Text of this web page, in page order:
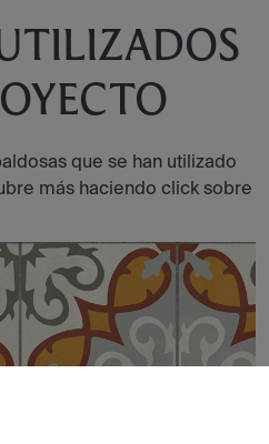
que se han utilizado
más haciendo click sobre